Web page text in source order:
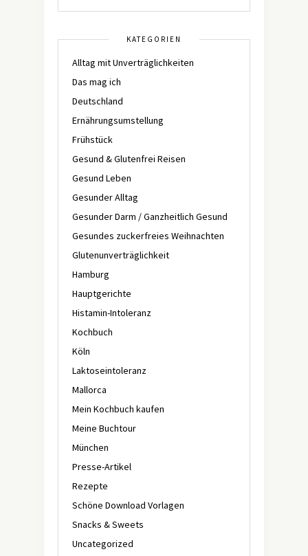
KATEGORIEN
Alltag mit Unverträglichkeiten
Das mag ich
Deutschland
Ernährungsumstellung
Frühstück
Gesund & Glutenfrei Reisen
Gesund Leben
Gesunder Alltag
Gesunder Darm / Ganzheitlich Gesund
Gesundes zuckerfreies Weihnachten
Glutenunverträglichkeit
Hamburg
Hauptgerichte
Histamin-Intoleranz
Kochbuch
Köln
Laktoseintoleranz
Mallorca
Mein Kochbuch kaufen
Meine Buchtour
München
Presse-Artikel
Rezepte
Schöne Download Vorlagen
Snacks & Sweets
Uncategorized